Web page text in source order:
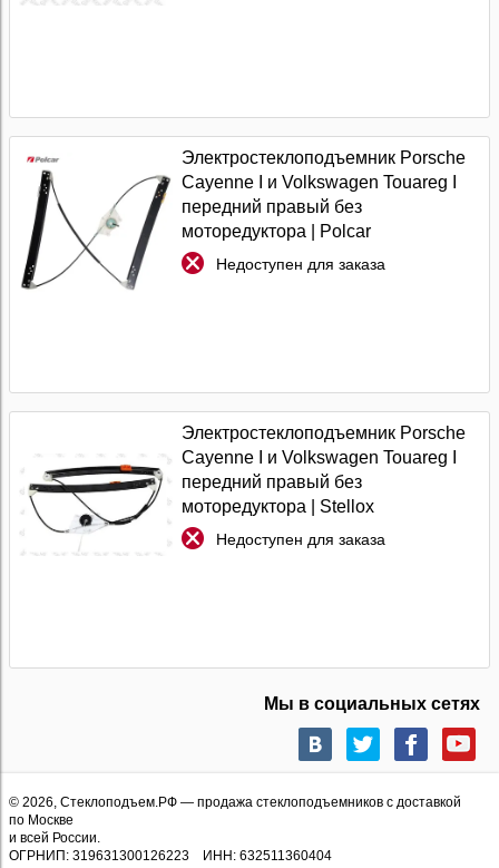
Электростеклоподъемник Porsche
Cayenne I и Volkswagen Touareg I
передний правый без
моторедуктора | Polcar
Недоступен для заказа
Электростеклоподъемник Porsche
Cayenne I и Volkswagen Touareg I
передний правый без
моторедуктора | Stellox
Недоступен для заказа
Мы в социальных сетях
© 2026, Стеклоподъем.РФ — продажа стеклоподъемников с доставкой
по Москве
и всей России.
ОГРНИП: 319631300126223 ИНН: 632511360404